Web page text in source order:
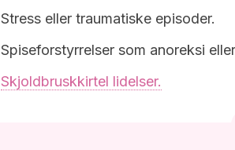
Stress eller traumatiske episoder.
Spiseforstyrrelser som anoreksi
Skjoldbruskkirtel lidelser.